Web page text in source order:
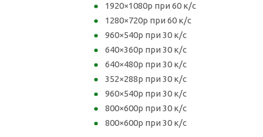
1920×1080p при 60 к/с
1280×720p при 60 к/с
960×540p при 30 к/с
640×360p при 30 к/с
640×480p при 30 к/с
352×288p при 30 к/с
960×540p при 30 к/с
800×600p при 30 к/с
800×600p при 30 к/с